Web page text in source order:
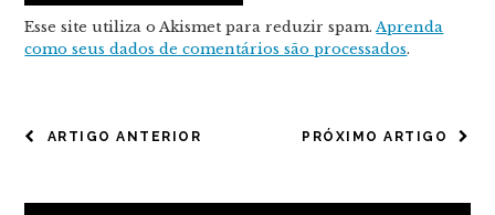
Esse site utiliza o Akismet para reduzir spam.Aprenda
como seus dados de comentários são processados.
NAVEGAÇÃO
POST
PRÓXIMO ARTIGO
ARTIGO ANTERIOR